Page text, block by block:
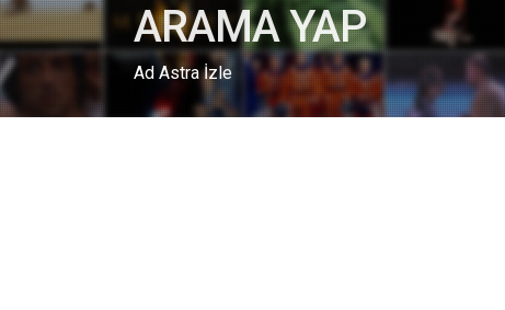
ARAMA YAP
Ad Astra İzle